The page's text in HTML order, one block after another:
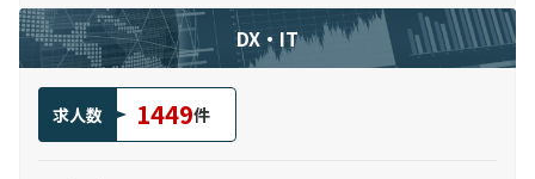
DX・IT
求人数 1449件